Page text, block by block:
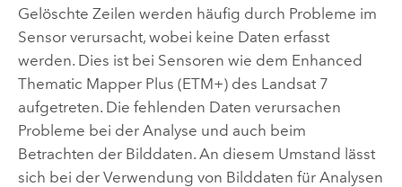
Gelöschte Zeilen werden häufig durch Probleme im
Sensor verursacht, wobei keine Daten erfasst
werden. Dies ist bei Sensoren wie dem Enhanced
Thematic Mapper Plus (ETM+) des Landsat 7
aufgetreten. Die fehlenden Daten verursachen
Probleme bei der Analyse und auch beim
Betrachten der Bilddaten. An diesem Umstand lässt
sich bei der Verwendung von Bilddaten für Analysen